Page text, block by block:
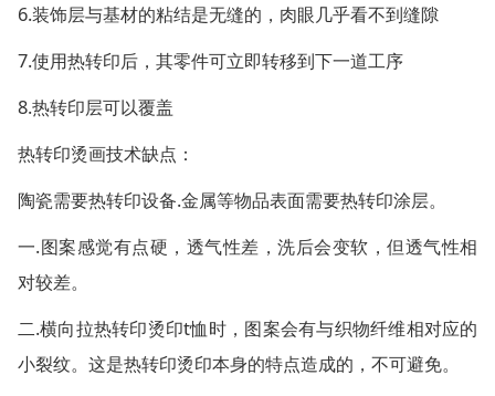
6.装饰层与基材的粘结是无缝的，肉眼几乎看不到缝隙
7.使用热转印后，其零件可立即转移到下一道工序
8.热转印层可以覆盖
热转印烫画技术缺点：
陶瓷需要热转印设备.金属等物品表面需要热转印涂层。
一.图案感觉有点硬，透气性差，洗后会变软，但透气性相
对较差。
二.横向拉热转印烫印t恤时，图案会有与织物纤维相对应的
小裂纹。这是热转印烫印本身的特点造成的，不可避免。